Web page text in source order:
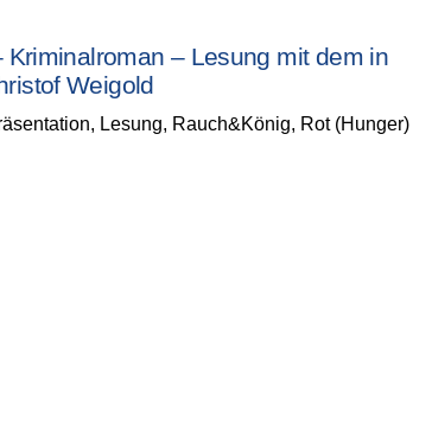
Kriminalroman – Lesung mit dem in
Weigold
, Lesung, Rauch&König, Rot (Hunger)